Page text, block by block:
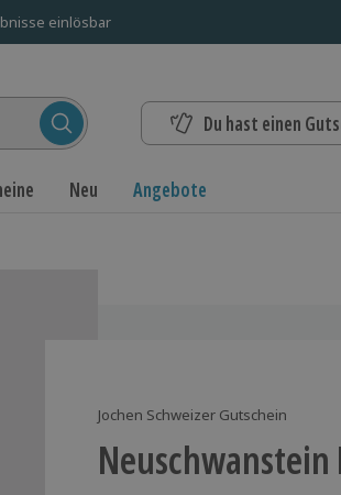
einlösbar
Du hast einen
Neu Angebote
Jochen Schweizer Gutschein
Neuschwanstein